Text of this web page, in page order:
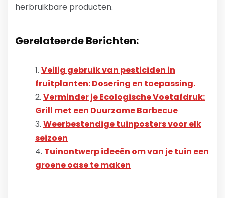
herbruikbare producten.
Gerelateerde Berichten:
Veilig gebruik van pesticiden in
fruitplanten: Dosering en toepassing.
Verminder je Ecologische Voetafdruk:
Grill met een Duurzame Barbecue
Weerbestendige tuinposters voor elk
seizoen
Tuinontwerp ideeën om van je tuin een
groene oase te maken